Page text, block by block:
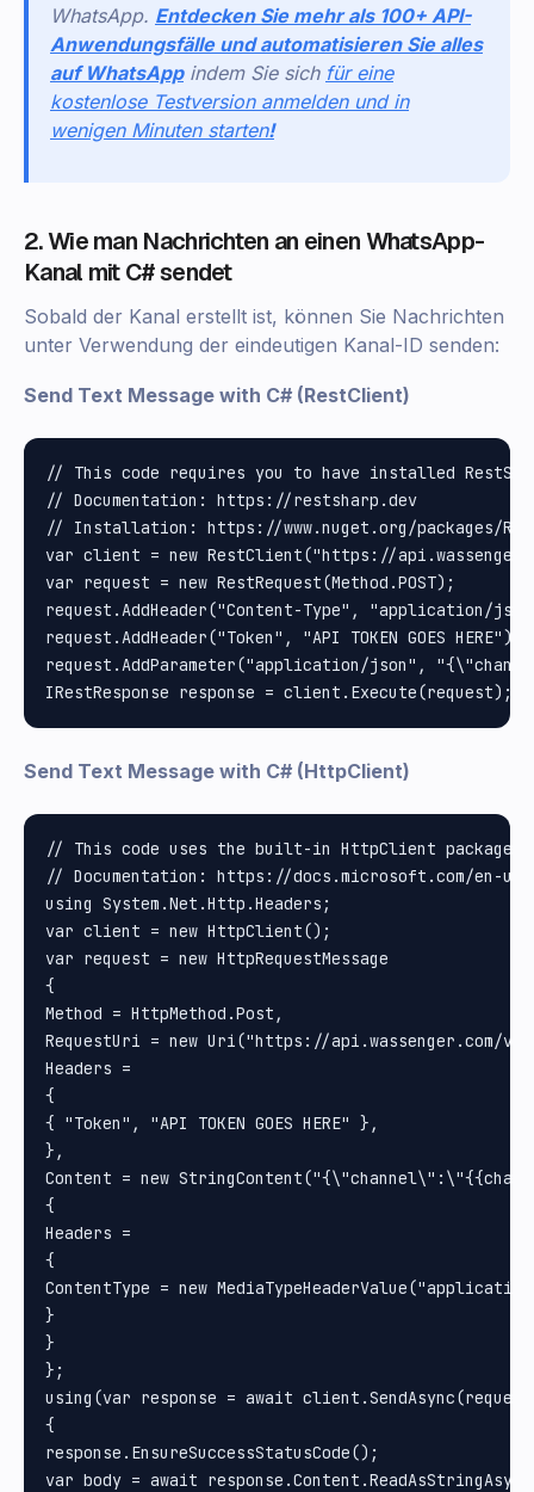
WhatsApp. Entdecken Sie mehr als 100+ API-
Anwendungsfälle und automatisieren Sie alles
auf WhatsApp indem Sie sich für eine
kostenlose Testversion anmelden und in
wenigen Minuten starten!
2. Wie man Nachrichten an einen WhatsApp-
Kanal mit C# sendet
Sobald der Kanal erstellt ist, können Sie Nachrichten
unter Verwendung der eindeutigen Kanal-ID senden:
Send Text Message with C# (RestClient)
// This code requires you to have installed
// Documentation: https://restsharp.dev
// Installation: https://www.nuget.org/packages/
var client = new RestClient("https://
var request = new RestRequest(Method.POST);
request.AddHeader("Content-Type", "application/
request.AddHeader("Token", "API TOKEN GOES HERE");
request.AddParameter("application/json",
Send Text Message with C# (HttpClient)
// This code uses the built-in HttpClient package in
// Documentation: https://docs.microsoft.com/en-
using System.Net.Http.Headers;
var client = new HttpClient();
var request = new HttpRequestMessage
{
Method = HttpMethod.Post,
RequestUri = new Uri("https://api.wassenger.com/
Headers =
{
{ "Token", "API TOKEN GOES HERE" },
},
Content = new
{
Headers =
{
ContentType = new
}
}
};
using(var response = await
{
response.EnsureSuccessStatusCode();
var body = await